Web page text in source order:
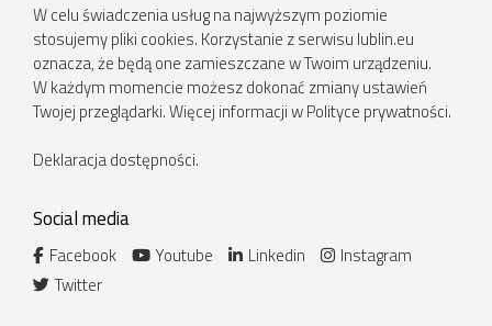
W celu świadczenia usług na najwyższym poziomie
stosujemy pliki cookies. Korzystanie z serwisu lublin.eu
oznacza, że będą one zamieszczane w Twoim urządzeniu.
W każdym momencie możesz dokonać zmiany ustawień
Twojej przeglądarki. Więcej informacji w Polityce prywatności.
Deklaracja dostępności.
Social media
Facebook Youtube Linkedin
Instagram
Twitter